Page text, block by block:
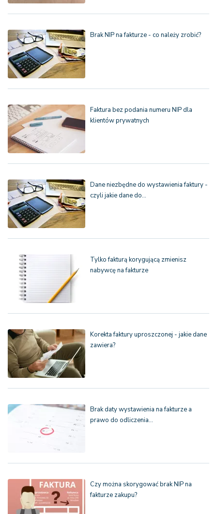
Brak NIP na fakturze - co należy zrobić?
Faktura bez podania numeru NIP dla
klientów prywatnych
Dane niezbędne do wystawienia faktury -
czyli jakie dane do…
Tylko fakturą korygującą zmienisz
nabywcę na fakturze
Korekta faktury uproszczonej - jakie dane
zawiera?
Brak daty wystawienia na fakturze a
prawo do odliczenia…
Czy można skorygować brak NIP na
fakturze zakupu?